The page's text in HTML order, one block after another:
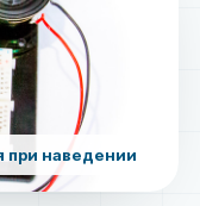
при наведении